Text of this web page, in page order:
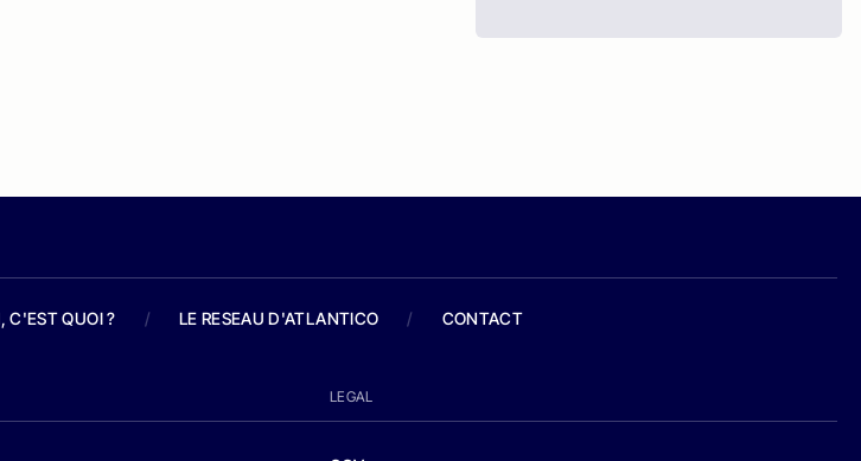
C'EST QUOI ? / LE RESEAU D'ATLANTICO / CONTACT
LEGAL